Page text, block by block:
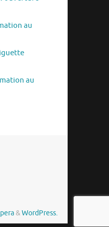
au
au
&WordPress.